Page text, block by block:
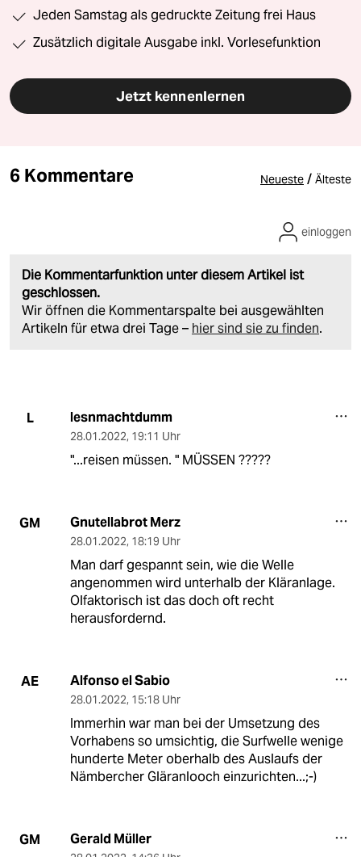
Jeden Samstag als gedruckte Zeitung frei Haus
Zusätzlich digitale Ausgabe inkl. Vorlesefunktion
Jetzt kennenlernen
6 Kommentare Neueste / Älteste
Die Kommentarfunktion unter diesem Artikel ist
geschlossen.
Wir öffnen die Kommentarspalte bei ausgewählten
Artikeln für etwa drei Tage – hier sind sie zu finden.
einloggen
L lesnmachtdumm
28.01.2022, 19:11 Uhr
"...reisen müssen. " MÜSSEN ?????
GM Gnutellabrot Merz
28.01.2022, 18:19 Uhr
Man darf gespannt sein, wie die Welle
angenommen wird unterhalb der Kläranlage.
Olfaktorisch ist das doch oft recht
herausfordernd.
AE Alfonso el Sabio
28.01.2022, 15:18 Uhr
Immerhin war man bei der Umsetzung des
Vorhabens so umsichtig, die Surfwelle wenige
hunderte Meter oberhalb des Auslaufs der
Nämbercher Gläranlooch einzurichten...;-)
GM Gerald Müller